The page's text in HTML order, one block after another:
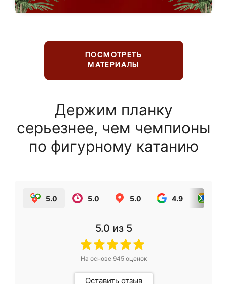
ПОСМОТРЕТЬ
МАТЕРИАЛЫ
Держим планку
серьезнее, чем чемпионы
по фигурному катанию
5.0 5.0 5.0 4.9
5.0 из 5
На основе 945оценок
Оставить отзыв